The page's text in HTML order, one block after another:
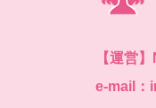
【運営】
e-mail：